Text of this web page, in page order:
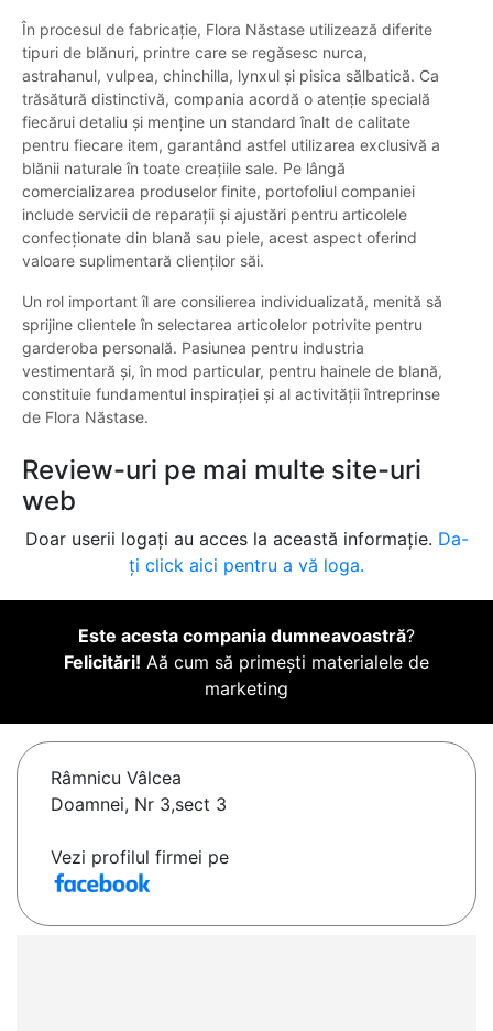
În procesul de fabricație, Flora Năstase utilizează diferite
tipuri de blănuri, printre care se regăsesc nurca,
astrahanul, vulpea, chinchilla, lynxul și pisica sălbatică. Ca
trăsătură distinctivă, compania acordă o atenție specială
fiecărui detaliu și menține un standard înalt de calitate
pentru fiecare item, garantând astfel utilizarea exclusivă a
blănii naturale în toate creațiile sale. Pe lângă
comercializarea produselor finite, portofoliul companiei
include servicii de reparații și ajustări pentru articolele
confecționate din blană sau piele, acest aspect oferind
valoare suplimentară clienților săi.
Un rol important îl are consilierea individualizată, menită să
sprijine clientele în selectarea articolelor potrivite pentru
garderoba personală. Pasiunea pentru industria
vestimentară și, în mod particular, pentru hainele de blană,
constituie fundamentul inspirației și al activității întreprinse
de Flora Năstase.
Review-uri pe mai multe site-uri
web
Doar userii logați au acces la această informație. Da-
ți click aici pentru a vă loga.
Este acesta compania dumneavoastră?
Felicitări! Aă cum să primești materialele de
marketing
Râmnicu Vâlcea
Doamnei, Nr 3,sect 3
Vezi profilul firmei pe